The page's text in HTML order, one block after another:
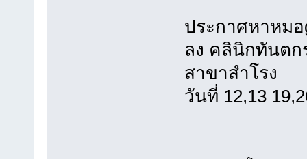
ประกาศหาหมอ
ลง คลินิกทันตก
สาขาสำโรง
วันที่ 12,13